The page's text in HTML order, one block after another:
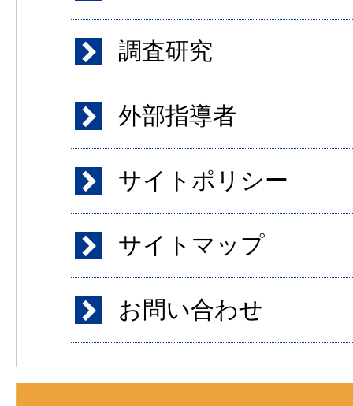
調査研究
外部指導者
サイトポリシー
サイトマップ
お問い合わせ